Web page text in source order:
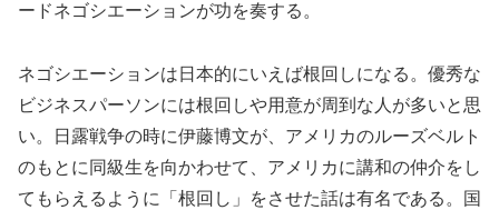
ードネゴシエーションが功を奏する。
ネゴシエーションは日本的にいえば根回しになる。優秀な
ビジネスパーソンには根回しや用意が周到な人が多いと思
い。日露戦争の時に伊藤博文が、アメリカのルーズベルト
のもとに同級生を向かわせて、アメリカに講和の仲介をし
てもらえるように「根回し」をさせた話は有名である。国